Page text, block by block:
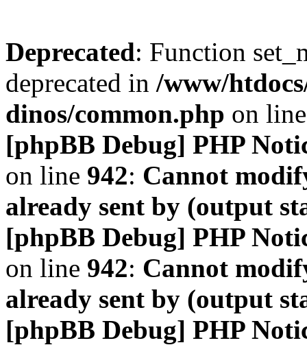
Deprecated: Function
deprecated in /www/
dinos/common.php on
[phpBB Debug] PHP
on line 942: Cannot
already sent by (output
[phpBB Debug] PHP
on line 942: Cannot
already sent by (output
[phpBB Debug] PHP